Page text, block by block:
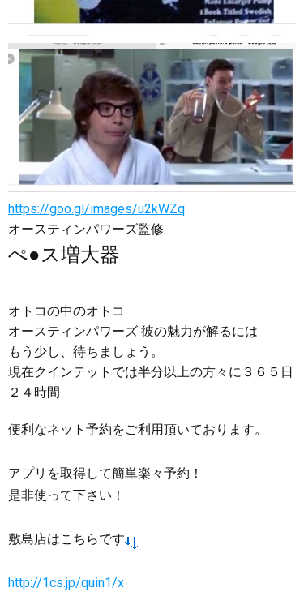
https://goo.gl/images/u2kWZq
オースティンパワーズ監修
ぺ●ス増大器
オトコの中のオトコ
オースティンパワーズ 彼の魅力が解るには
もう少し、待ちましょう。
現在クインテットでは半分以上の方々に３６５日
２４時間
便利なネット予約をご利用頂いております。
アプリを取得して簡単楽々予約！
是非使って下さい！
敷島店はこちらです
http://1cs.jp/quin1/x